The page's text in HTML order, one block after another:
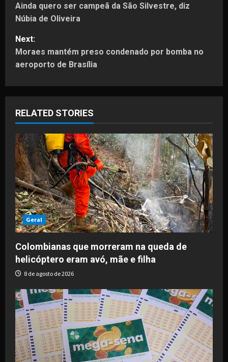
o
s
t
a
v
i
g
a
t
i
o
n
Ainda quero ser campeã da São Silvestre, diz
Núbia de Oliveira
Next:
Moraes mantém preso condenado por bomba no
aeroporto de Brasília
RELATED STORIES
Geral
Colombianas que morreram na queda de
helicóptero eram avó, mãe e filha
8 de agosto de 2026